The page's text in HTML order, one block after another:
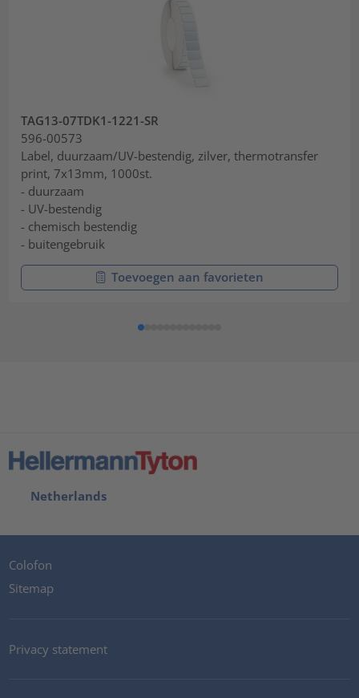
TAG13-07TDK1-1221-SR
596-00573
Label, duurzaam/UV-bestendig, zilver, thermotransfer
print, 7x13mm, 1000st.
- duurzaam
- UV-bestendig
- chemisch bestendig
- buitengebruik
Toevoegen aan favorieten
Netherlands
Colofon
Sitemap
Privacy statement